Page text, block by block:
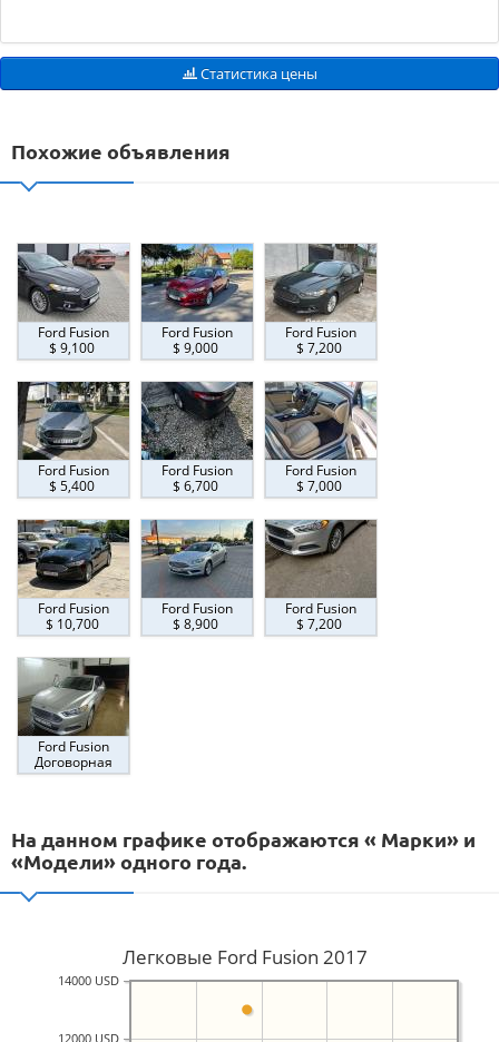
Статистика цены
Похожие объявления
Ford Fusion
$ 9,100
Ford Fusion
$ 9,000
Ford Fusion
$ 7,200
Ford Fusion
$ 5,400
Ford Fusion
$ 6,700
Ford Fusion
$ 7,000
Ford Fusion
$ 10,700
Ford Fusion
$ 8,900
Ford Fusion
$ 7,200
Ford Fusion
Договорная
На данном графике отображаются « Марки» и
«Модели» одного года.
Легковые Ford Fusion 2017
12000 USD
14000 USD